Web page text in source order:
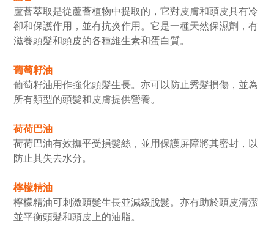
蘆薈萃取是從蘆薈植物中提取的，它對皮膚和頭皮具有冷
卻和保護作用，並有抗炎作用。它是一種天然保濕劑，有
滋養頭髮和頭皮的各種維生素和蛋白質。
葡萄籽油
葡萄籽油用作強化頭髮生長。亦可以防止秀髮損傷，並為
所有類型的頭髮和皮膚提供營養。
荷荷巴油
荷荷巴油有效撫平受損髮絲，並用保護屏障將其密封，以
防止其失去水分。
檸檬精油
檸檬精油可刺激頭髮生長並減緩脫髮。亦有助於頭皮清潔
並平衡頭髮和頭皮上的油脂。